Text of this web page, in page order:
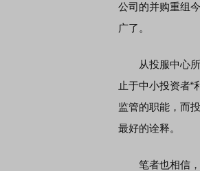
公司的并购重组
广了。
从投服中心所
止于中小投资者
监管的职能，而
最好的诠释。
笔者也相信，